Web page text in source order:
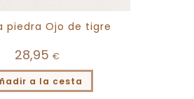
piedra Ojo de tigre
28,95 €
a la cesta